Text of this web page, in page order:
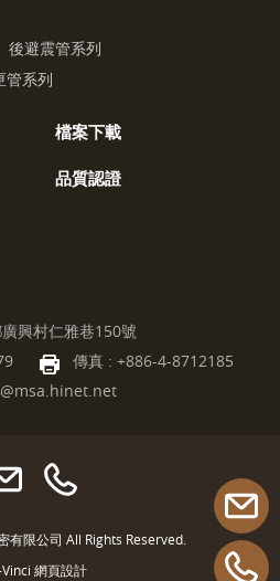
後避震管系列
管系列
檔案下載
品質認證
興村仁雅巷150號
傳真 : +886-4-8712185
有限公司 All Rights Reserved.
網頁設計